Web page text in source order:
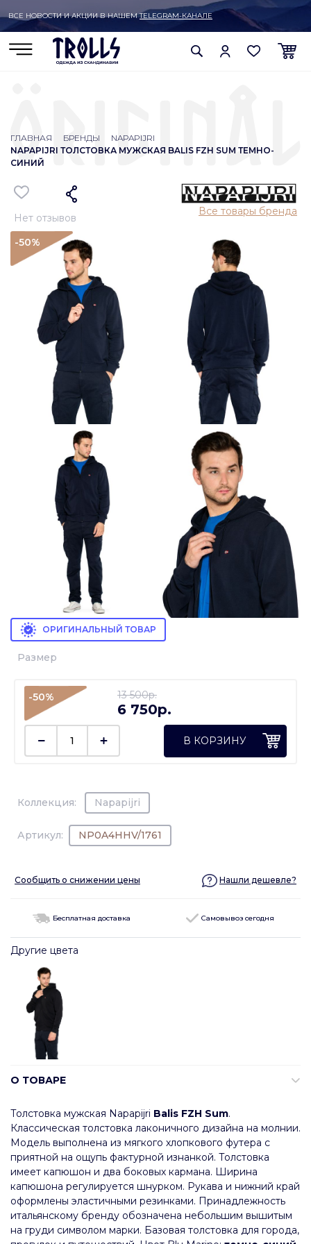
ВСЕ НОВОСТИ И АКЦИИ В НАШЕМTELEGRAM-КАНАЛЕ
ГЛАВНАЯ БРЕНДЫ
NAPAPIJRI
NAPAPIJRI ТОЛСТОВКА МУЖСКАЯ BALIS FZH SUM ТЕМНО-
СИНИЙ
Нет отзывов
Все товары бренда
-50%
ОРИГИНАЛЬНЫЙ ТОВАР
Коллекция: Napapijri
Артикул: NP0A4HHV/1761
Размер
-50% 13 500p.
6 750p.
В КОРЗИНУ
Сообщить о снижении цены Нашли дешевле?
Бесплатная доставка Самовывоз сегодня
Другие цвета
О ТОВАРЕ
Толстовка мужская Napapijri Balis FZH Sum.
Классическая толстовка лаконичного дизайна на молнии.
Модель выполнена из мягкого хлопкового футера с
приятной на ощупь фактурной изнанкой. Толстовка
имеет капюшон и два боковых кармана. Ширина
капюшона регулируется шнурком. Рукава и нижний край
оформлены эластичными резинками. Принадлежность
итальянскому бренду обозначена небольшим вышитым
на груди символом марки. Базовая толстовка для города,